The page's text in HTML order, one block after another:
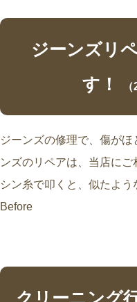
ジーンズリ
す！
ジーンズの修理で、傷が
ンズのリペアは、当店にご
シン糸で叩くと、似たよう
クリーニング